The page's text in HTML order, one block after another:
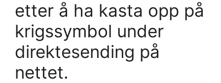
etter å ha kasta opp på
krigssymbol under
direktesending på
nettet.